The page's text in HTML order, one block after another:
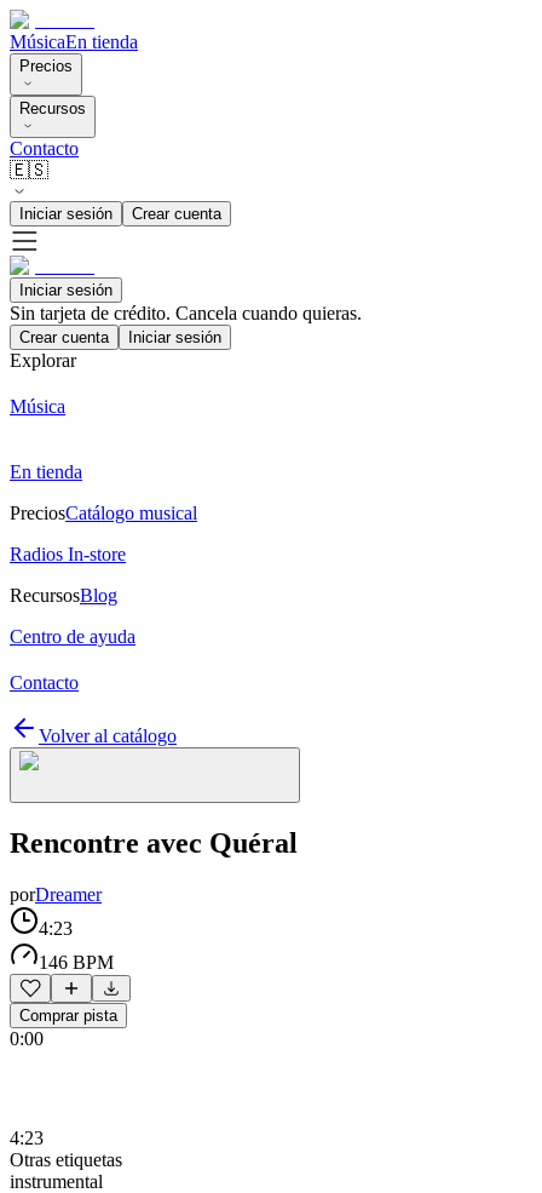
MúsicaEn tienda
Precios
Recursos
Contacto
🇪🇸
Iniciar sesión Crear cuenta
Iniciar sesión
Sin tarjeta de crédito. Cancela cuando quieras.
Crear cuenta Iniciar sesión
Explorar
Música
En tienda
PreciosCatálogo musical
Radios In-store
RecursosBlog
Centro de ayuda
Contacto
Volver al catálogo
Rencontre avec Quéral
porDreamer
4:23
146 BPM
Comprar pista
0:00
4:23
Otras etiquetas
instrumental